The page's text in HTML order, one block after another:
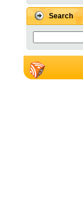
Search